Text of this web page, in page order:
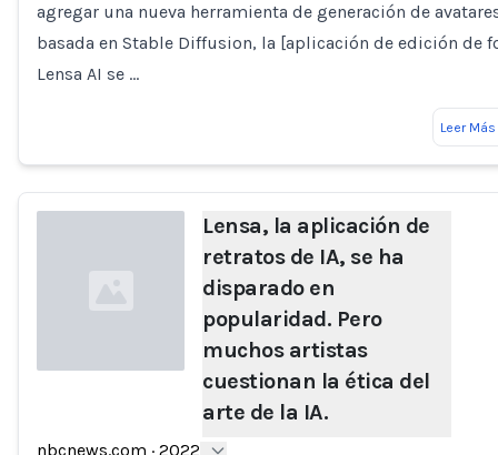
agregar una nueva herramienta de generación de
basada en Stable Diffusion, la [aplicación de edición de
Lensa AI se …
Leer Más
Lensa, la aplicación de
retratos de IA, se ha
disparado en
popularidad. Pero
muchos artistas
cuestionan la ética del
arte de la IA.
nbcnews.com · 2022